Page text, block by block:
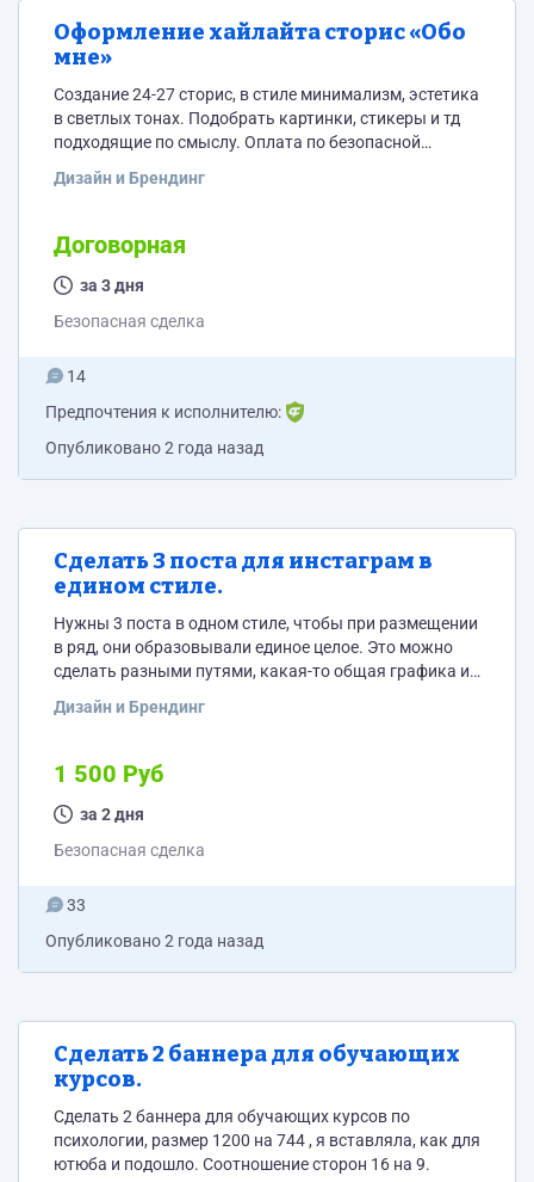
Оформление хайлайта сторис «Обо
мне»
Создание 24-27 сторис, в стиле минимализм, эстетика
в светлых тонах. Подобрать картинки, стикеры и тд
подходящие по смыслу. Оплата по безопасной
сторис, которая оплачивается, если она соотвествует
посылаю.
Дизайн и Брендинг
Договорная
за 3 дня
Безопасная сделка
14
Предпочтения к исполнителю:
Опубликовано2 года назад
Сделать 3 поста для инстаграм в
едином стиле.
Нужны 3 поста в одном стиле, чтобы при размещении
в ряд, они образовывали единое целое. Это можно
сделать разными путями, какая-то общая графика и
частью. То есть общая картинка, разделяется на 3
Дизайн и Брендинг
1 500 Руб
за 2 дня
Безопасная сделка
33
Опубликовано2 года назад
Сделать 2 баннера для обучающих
курсов.
Сделать 2 баннера для обучающих курсов по
психологии, размер 1200 на 744 , я вставляла, как для
ютюба и подошло. Соотношение сторон 16 на 9.